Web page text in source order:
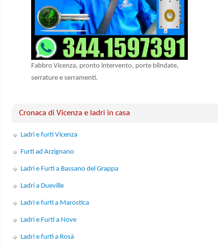
Fabbro Vicenza, pronto intervento, porte blindate,
serrature e serramenti.
Cronaca di Vicenza e ladri in casa
Ladri e furti Vicenza
Furti ad Arzignano
Ladri e Furti a Bassano del Grappa
Ladri a Dueville
Ladri e furti a Marostica
Ladri e Furti a Nove
Ladri e furti a Rosà